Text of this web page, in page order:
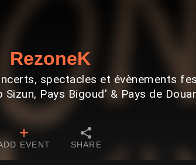
RezoneK
spectacles et évènements
Sizun, Pays Bigoud' & Pays de
EVENT SHARE